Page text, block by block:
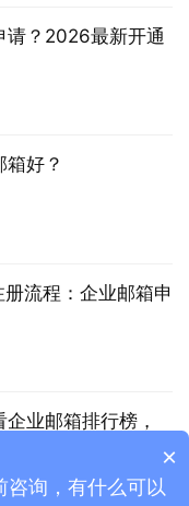
请？2026最新开通
好？
流程：企业邮箱申
业邮箱排行榜，
×
咨询，有什么可以